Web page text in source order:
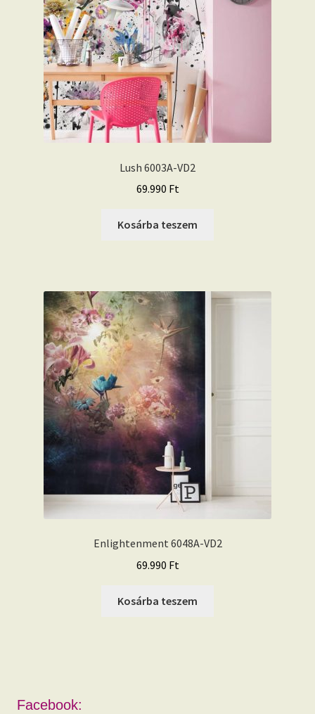
Lush 6003A-VD2
69.990 Ft
Kosárba teszem
Enlightenment 6048A-VD2
69.990 Ft
Kosárba teszem
Facebook: